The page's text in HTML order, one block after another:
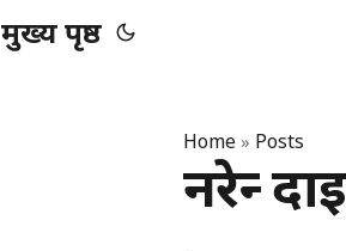
मुख्य पृष्ठ
Home » Posts
नरेन्द्र दाइ